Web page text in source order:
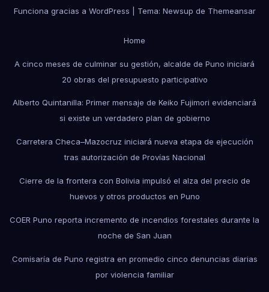
Funciona gracias a WordPress Tema: Newsup de Themeansar
Home
A cinco meses de culminar su gestión, alcalde de Puno iniciará
20 obras del presupuesto participativo
Alberto Quintanilla: Primer mensaje de Keiko Fujimori evidenciará
si existe un verdadero plan de gobierno
Carretera Checa–Mazocruz iniciará nueva etapa de ejecución
tras autorización de Provías Nacional
Cierre de la frontera con Bolivia impulsó el alza del precio de
huevos y otros productos en Puno
COER Puno reporta incremento de incendios forestales durante la
noche de San Juan
Comisaría de Puno registra en promedio cinco denuncias diarias
por violencia familiar